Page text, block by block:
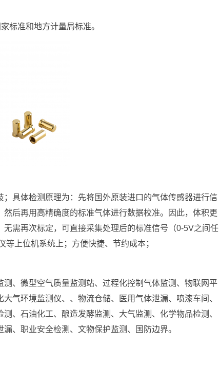
标准和地方计量局标准。
具体检测原理为：先将国外原装进口的气体传感器进行信
后再用高精确度的标准气体进行数据校准。因此，体积更
需再次标定，可直接采集处理后的标准信号（0-5V之间任
上位机系统上；方便快捷、节约成本；
、微型空气质量监测站、过程化控制气体监测、物联网平
气环境监测仪、、物流仓储、医用气体泄漏、喷漆车间、
、石油化工、酿造发酵监测、大气监测、化学物品检测、
、职业安全检测、文物保护监测、国防边界。